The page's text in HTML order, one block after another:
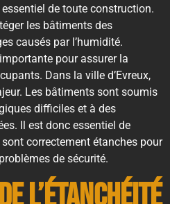
de toute construction.
les bâtiments des
causés par l’humidité.
pour assurer la
Dans la ville d’Evreux,
Les bâtiments sont soumis
difficiles et à des
Il est donc essentiel de
correctement étanches pour
de sécurité.